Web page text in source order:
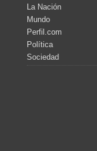
La Nación
Mundo
Perfil.com
Política
Sociedad